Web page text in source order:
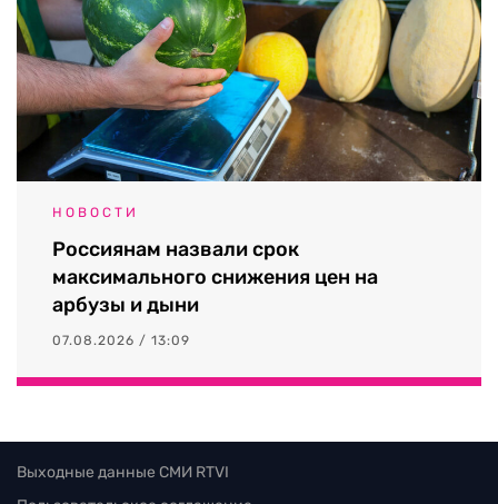
НОВОСТИ
Россиянам назвали срок
максимального снижения цен на
арбузы и дыни
07.08.2026 / 13:09
Выходные данные СМИ RTVI